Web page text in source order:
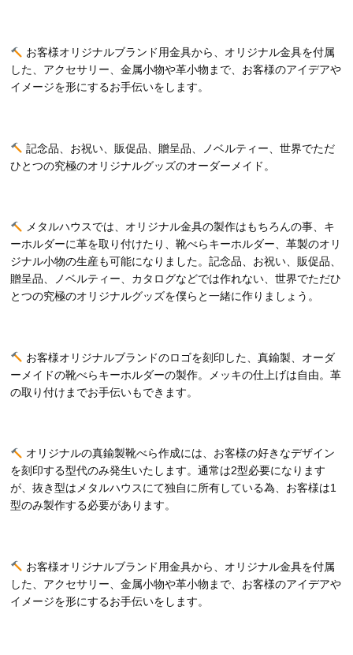
お客様オリジナルブランド用金具から、オリジナル金具を付属
した、アクセサリー、金属小物や革小物まで、お客様のアイデアや
イメージを形にするお手伝いをします。
記念品、お祝い、販促品、贈呈品、ノベルティー、世界でただ
ひとつの究極のオリジナルグッズのオーダーメイド。
メタルハウスでは、オリジナル金具の製作はもちろんの事、キ
ーホルダーに革を取り付けたり、靴べらキーホルダー、革製のオリ
ジナル小物の生産も可能になりました。記念品、お祝い、販促品、
贈呈品、ノベルティー、カタログなどでは作れない、世界でただひ
とつの究極のオリジナルグッズを僕らと一緒に作りましょう。
お客様オリジナルブランドのロゴを刻印した、真鍮製、オーダ
ーメイドの靴べらキーホルダーの製作。メッキの仕上げは自由。革
の取り付けまでお手伝いもできます。
オリジナルの真鍮製靴べら作成には、お客様の好きなデザイン
を刻印する型代のみ発生いたします。通常は2型必要になります
が、抜き型はメタルハウスにて独自に所有している為、お客様は1
型のみ製作する必要があります。
お客様オリジナルブランド用金具から、オリジナル金具を付属
した、アクセサリー、金属小物や革小物まで、お客様のアイデアや
イメージを形にするお手伝いをします。